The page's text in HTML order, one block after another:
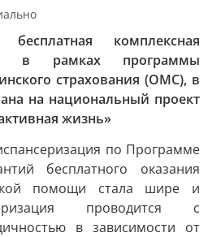
комплексная
в рамках программы
страхования (ОМС), в
на национальный проект
жизнь»
по Программе
бесплатного оказания
помощи стала шире и
проводится с
в зависимости от